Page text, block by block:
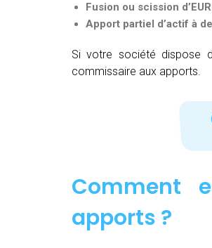
Fusion ou scission
Apport partiel d’actif à
Si votre société dispose
commissaire aux apports.
Comment
apports ?